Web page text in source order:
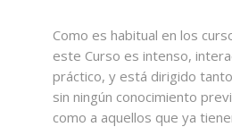
Como es habitual en los
este Curso es intenso,
práctico, y está dirigido
sin ningún conocimiento
como a aquellos que ya